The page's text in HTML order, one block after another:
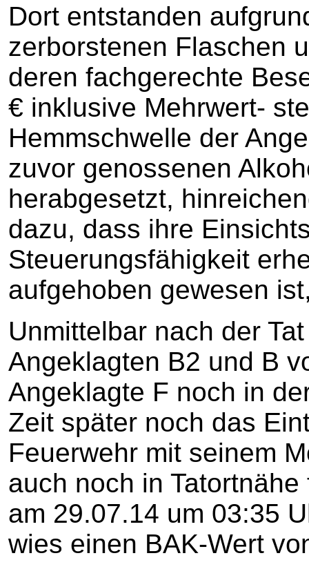
Dort entstanden
zerborstenen Flaschen
deren fachgerechte
€ inklusive Mehrwert-
Hemmschwelle der
zuvor genossenen
herabgesetzt,
dazu, dass ihre
Steuerungsfähigkeit
aufgehoben gewesen
Unmittelbar nach der
Angeklagten B2 und B
Angeklagte F noch in
Zeit später noch das
Feuerwehr mit seinem
auch noch in
am 29.07.14 um 03:35
wies einen BAK-Wert